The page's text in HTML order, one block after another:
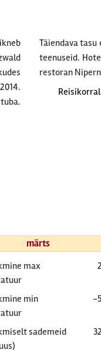
Spa
restoran
märts
max
2
min
-5
sademeid
32